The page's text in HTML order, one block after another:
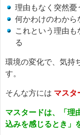
理由もなく突然憂
何かわけのわから
これという理由
る
環境の変化で、気持
す。
そんな方には マスタ
マスタードは、「理
込みを感じるとき」